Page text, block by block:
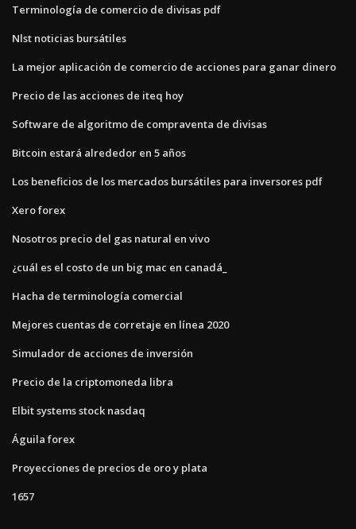
Terminología de comercio de divisas pdf
Nlst noticias bursátiles
La mejor aplicación de comercio de acciones para ganar dinero
Precio de las acciones de iteq hoy
Software de algoritmo de compraventa de divisas
Bitcoin estará alrededor en 5 años
Los beneficios de los mercados bursátiles para inversores pdf
Xero forex
Nosotros precio del gas natural en vivo
¿cuál es el costo de un big mac en canadá_
Hacha de terminología comercial
Mejores cuentas de corretaje en línea 2020
Simulador de acciones de inversión
Precio de la criptomoneda libra
Elbit systems stock nasdaq
Águila forex
Proyecciones de precios de oro y plata
1657